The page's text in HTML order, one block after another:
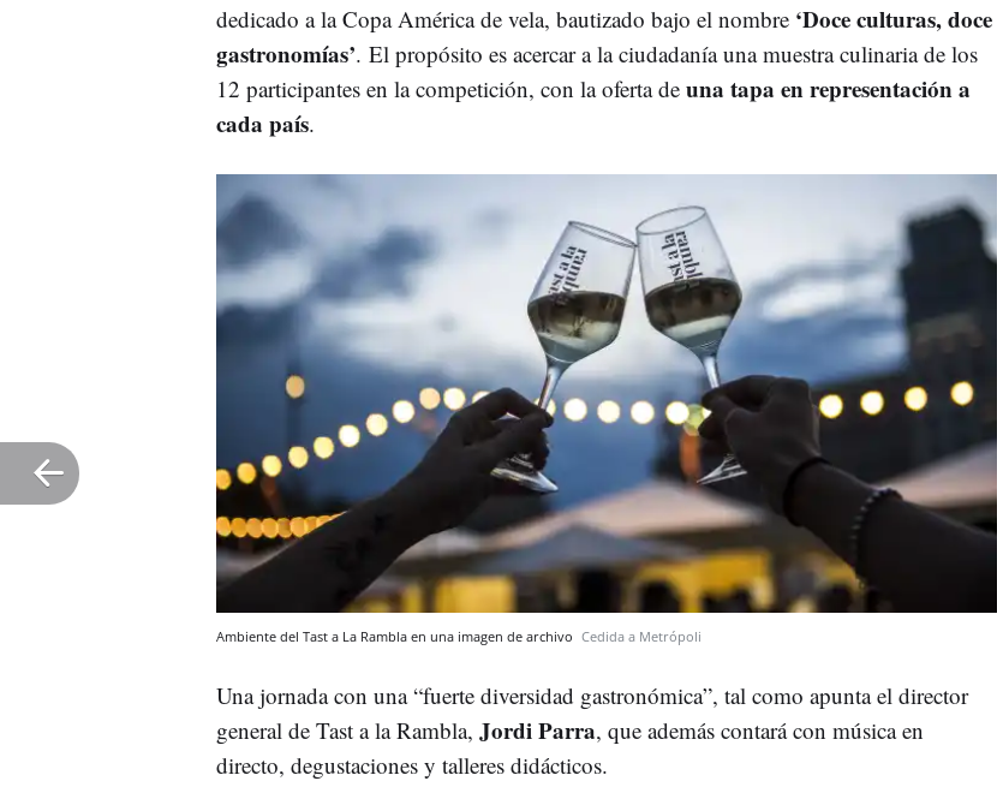
dedicado a la Copa América de vela, bautizado bajo el nombre ‘Doce culturas, doce
gastronomías’. El propósito es acercar a la ciudadanía una muestra culinaria de los
12 participantes en la competición, con la oferta de una tapa en representación a
cada país.
Ambiente del Tast a La Rambla en una imagen de archivo Cedida a Metrópoli
Una jornada con una “fuerte diversidad gastronómica”, tal como apunta el director
general de Tast a la Rambla, Jordi Parra, que además contará con música en
directo, degustaciones y talleres didácticos.